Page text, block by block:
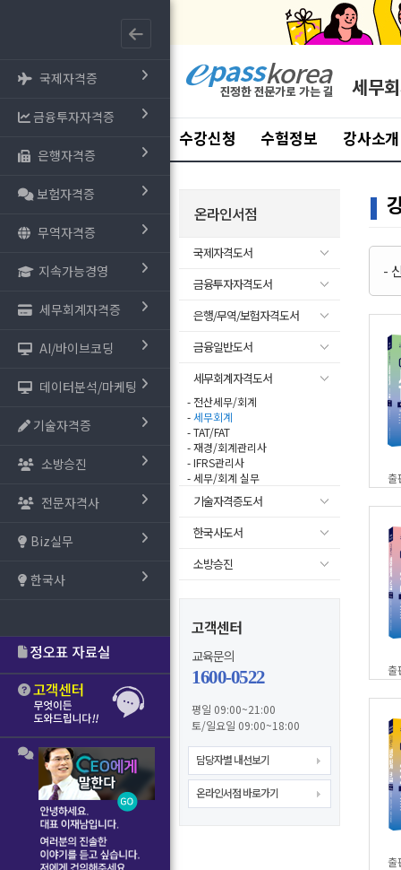
국제자격증
금융투자자격증
은행자격증
보험자격증
무역자격증
지속가능경영
세무회계자격증
AI/바이브코딩
데이터분석/마케팅
기술자격증
소방승진
전문자격사
Biz실무
한국사
세무
수강신청 수험정보 강사소개
온라인서점
국제자격도서
금융투자자격도서
은행/무역/보험자격도서
금융일반도서
세무회계자격도서
- 전산세무/회계
-세무회계
- TAT/FAT
- 재경/회계관리사
- IFRS관리사
- 세무/회계 실무
기술자격증도서
한국사도서
소방승진
고객센터
교육문의
1600-0522
평일 09:00~21:00
토/일요일 09:00~18:00
담당자별 내선보기
온라인서점 바로가기
-
출
출
출